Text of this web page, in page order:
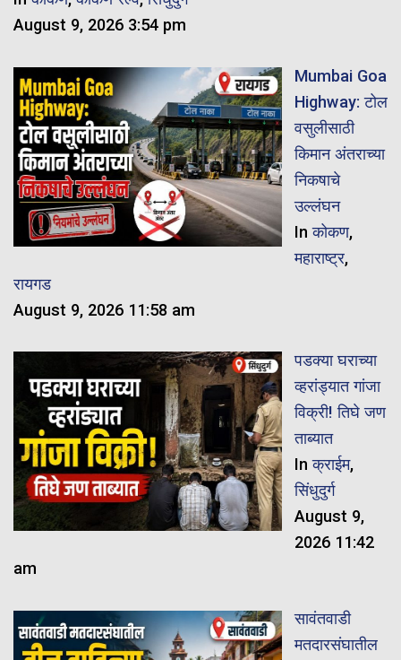
August 9, 2026 3:54 pm
Mumbai Goa
Highway: टोल
वसुलीसाठी
किमान अंतराच्या
निकषाचे
उल्लंघन
Inकोकण,
महाराष्ट्र,
रायगड
August 9, 2026 11:58 am
पडक्या घराच्या
व्हरांड्यात गांजा
विक्री! तिघे जण
ताब्यात
Inक्राईम,
सिंधुदुर्ग
August 9,
2026 11:42
am
सावंतवाडी
मतदारसंघातील